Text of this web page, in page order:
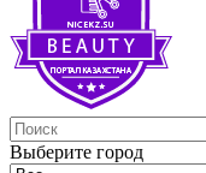
Выберите город